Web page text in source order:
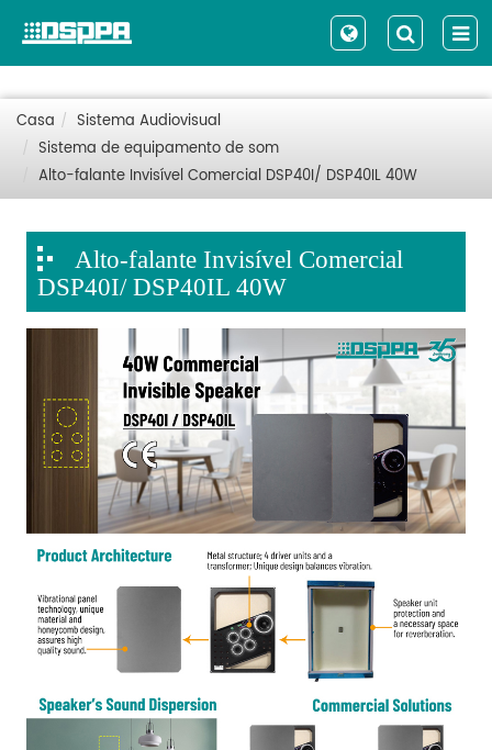
Casa
Sistema Audiovisual
Sistema de equipamento de som
Alto-falante Invisível Comercial DSP40I/ DSP40IL 40W
Alto-falante Invisível Comercial
DSP40I/ DSP40IL 40W